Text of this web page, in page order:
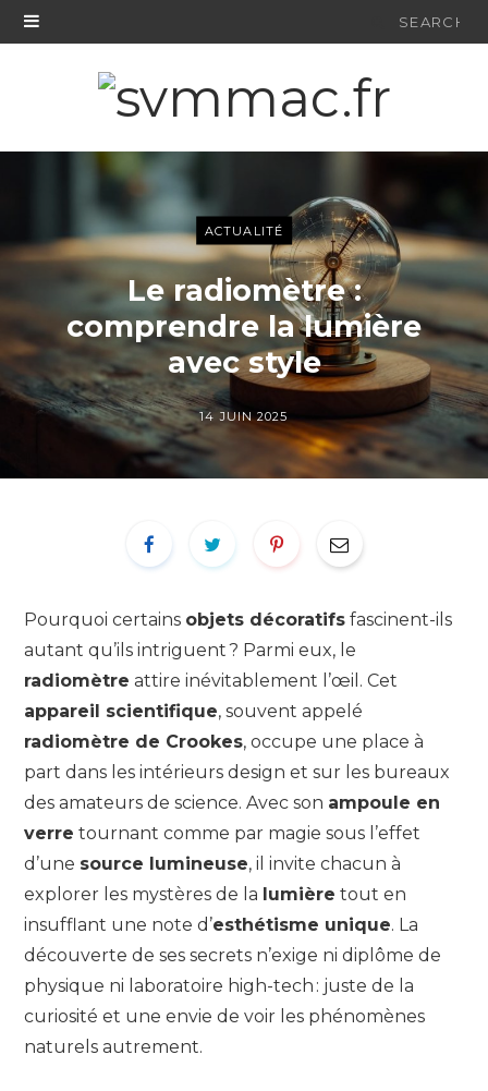
Search
ACTUALITÉ
Le radiomètre :
comprendre la lumière
avec style
14 JUIN 2025
Pourquoi certains objets décoratifs fascinent-ils
autant qu’ils intriguent ? Parmi eux, le
radiomètre attire inévitablement l’œil. Cet
appareil scientifique, souvent appelé
radiomètre de Crookes, occupe une place à
part dans les intérieurs design et sur les bureaux
des amateurs de science. Avec son ampoule en
verre tournant comme par magie sous l’effet
d’une source lumineuse, il invite chacun à
explorer les mystères de la lumière tout en
insufflant une note d’esthétisme unique. La
découverte de ses secrets n’exige ni diplôme de
physique ni laboratoire high-tech : juste de la
curiosité et une envie de voir les phénomènes
naturels autrement.